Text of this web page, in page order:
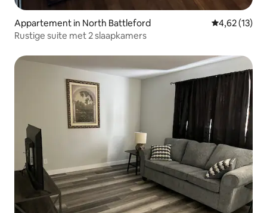
Appartement in North Battleford Gemiddelde
4,62 (13)
Rustige suite met 2 slaapkamers